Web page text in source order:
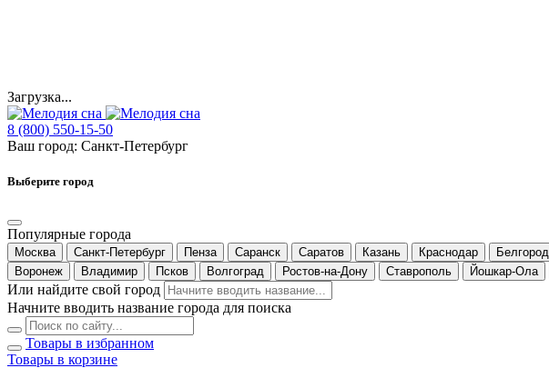
Загрузка...
8 (800) 550-15-50
Ваш город: Санкт-Петербург
Выберите город
Популярные города
Москва Санкт-Петербург Пенза Саранск Саратов Казань Краснодар Белгород
Воронеж
Владимир Псков Волгоград Ростов-на-Дону Ставрополь Йошкар-Ола
Или найдите свой город
Начните вводить название города для поиска
Товары в избранном
Товары в корзине